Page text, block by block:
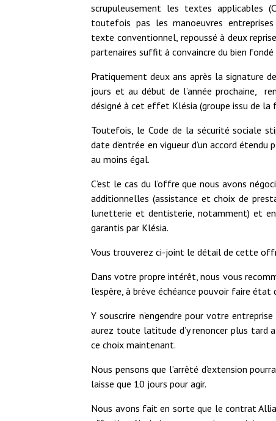
scrupuleusement les textes applicables
toutefois pas les manoeuvres
texte conventionnel, repoussé à deux
partenaires suffit à convaincre du bien fondé
Pratiquement deux ans après la signature
jours et au début de l’année prochaine,
désigné à cet effet Klésia (groupe issu de la
Toutefois, le Code de la sécurité sociale
date d’entrée en vigueur d’un accord
au moins égal.
C’est le cas du l’offre que nous avons
additionnelles (assistance et choix de
lunetterie et dentisterie, notamment) et
garantis par Klésia.
Vous trouverez ci-joint le détail de cette
Dans votre propre intérêt, nous vous
l’espère, à brève échéance pouvoir faire
Y souscrire n’engendre pour votre
aurez toute latitude d’y renoncer plus tard
ce choix maintenant.
Nous pensons que l’arrêté d’extension
laisse que 10 jours pour agir.
Nous avons fait en sorte que le contrat